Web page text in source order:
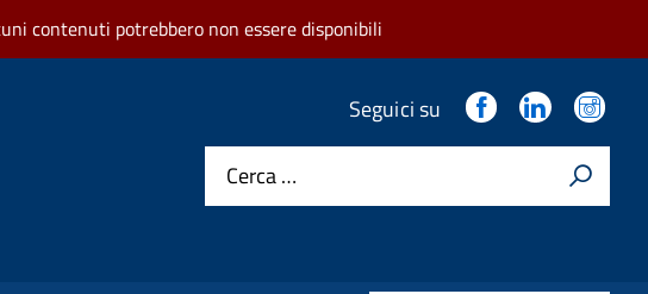
contenuti potrebbero non essere disponibili
Seguici su
Cerca …